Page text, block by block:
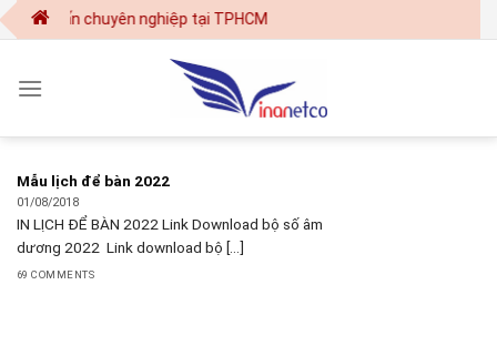
Skip
to
- in ấn chuyên nghiệp tại TPHCM
Mẫu lịch để bàn 2022
01/08/2018
IN LỊCH ĐỂ BÀN 2022 Link Download bộ số âm
dương 2022 Link download bộ [...]
69 COMMENTS